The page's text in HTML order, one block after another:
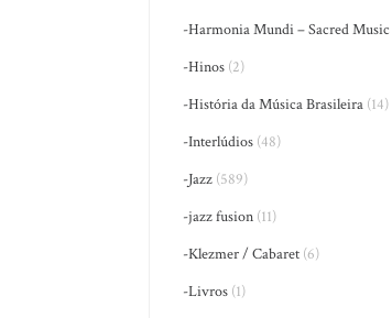
-Harmonia Mundi – Sacred Music
-Hinos (2)
-História da Música Brasileira (14)
-Interlúdios (48)
-Jazz (589)
-jazz fusion (11)
-Klezmer / Cabaret (6)
-Livros (1)